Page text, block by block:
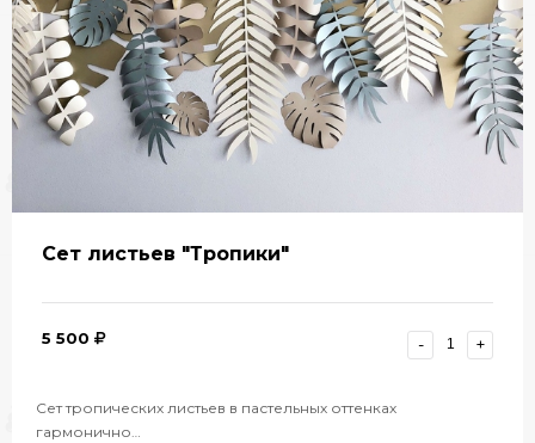
Сет листьев "Тропики"
5 500 - +
Сет тропических листьев в пастельных оттенках
гармонично…